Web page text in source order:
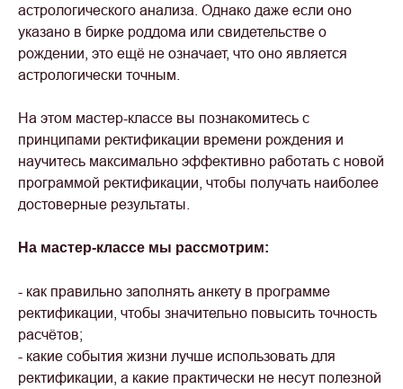
астрологического анализа. Однако даже если оно
указано в бирке роддома или свидетельстве о
рождении, это ещё не означает, что оно является
астрологически точным.
На этом мастер-классе вы познакомитесь с
принципами ректификации времени рождения и
научитесь максимально эффективно работать с новой
программой ректификации, чтобы получать наиболее
достоверные результаты.
На мастер-классе мы рассмотрим:
- как правильно заполнять анкету в программе
ректификации, чтобы значительно повысить точность
расчётов;
- какие события жизни лучше использовать для
ректификации, а какие практически не несут полезной